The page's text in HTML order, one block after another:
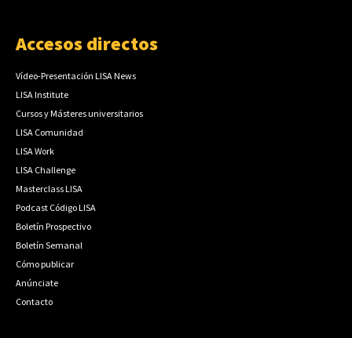
Accesos directos
Vídeo-Presentación LISA News
LISA Institute
Cursos y Másteres universitarios
LISA Comunidad
LISA Work
LISA Challenge
Masterclass LISA
Podcast Código LISA
Boletín Prospectivo
Boletín Semanal
Cómo publicar
Anúnciate
Contacto